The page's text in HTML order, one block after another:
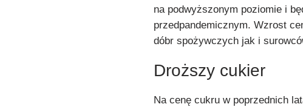
na podwyższonym poziomie i
przedpandemicznym. Wzrost
dóbr spożywczych jak i
Droższy cukier
Na cenę cukru w poprzednich